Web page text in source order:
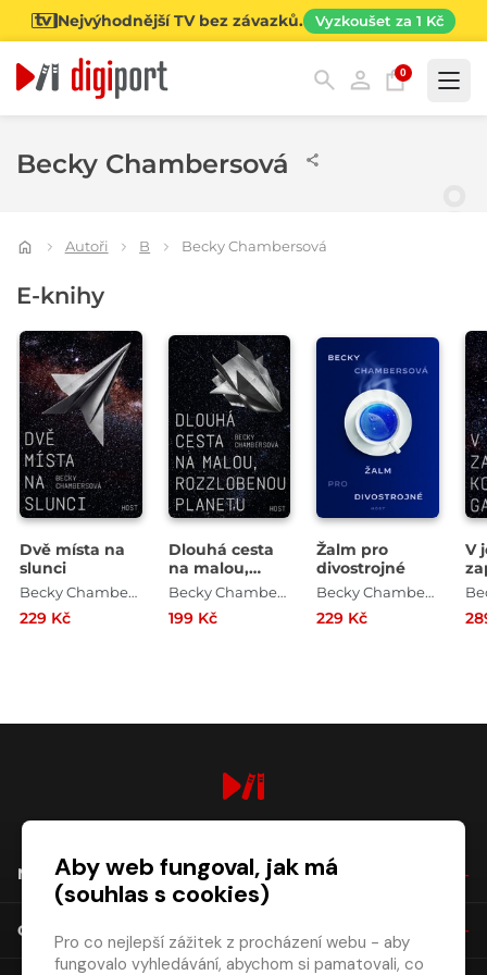
Nejvýhodnější TV bez závazků. Vyzkoušet za 1 Kč
0
Becky Chambersová
Autoři B Becky Chambersová
E-knihy
Dvě místa na
slunci
Becky Chambersová
229 Kč
Dlouhá cesta
na malou,
rozzlobenou
planetu
Becky Chambersová
199 Kč
Žalm pro
divostrojné
Becky Chambersová
229 Kč
V
NÁKUP
O SPOLEČNOSTI
Aby web fungoval, jak má
(souhlas s cookies)
Pro co nejlepší zážitek z procházení webu - aby
fungovalo vyhledávání, abychom si pamatovali, co